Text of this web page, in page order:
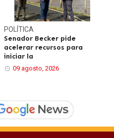
POLÍTICA
Senador Becker pide
acelerar recursos para
iniciar la
09 agosto, 2026